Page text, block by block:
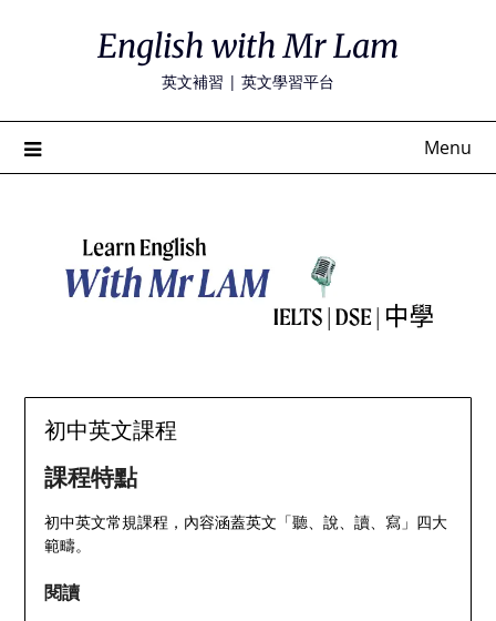
English with Mr Lam
英文補習 | 英文學習平台
Menu
初中英文課程
課程特點
初中英文常規課程，內容涵蓋英文「聽、說、讀、寫」四大
範疇。
閱讀